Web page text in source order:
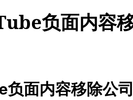
负面内容
面内容移除公